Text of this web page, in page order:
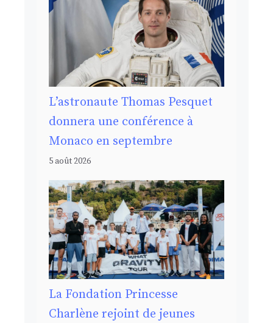
L’astronaute Thomas Pesquet
donnera une conférence à
Monaco en septembre
5 août 2026
La Fondation Princesse
Charlène rejoint de jeunes